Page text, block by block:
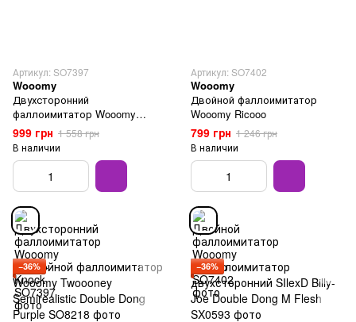
Артикул: SO7397
Wooomy
Двухсторонний
фаллоимитатор Wooomy
Knock-Knock
999 грн 1 558 грн
В наличии
Артикул: SO7402
Wooomy
Двойной фаллоимитатор
Wooomy Ricooo
799 грн 1 246 грн
В наличии
−36% −36%